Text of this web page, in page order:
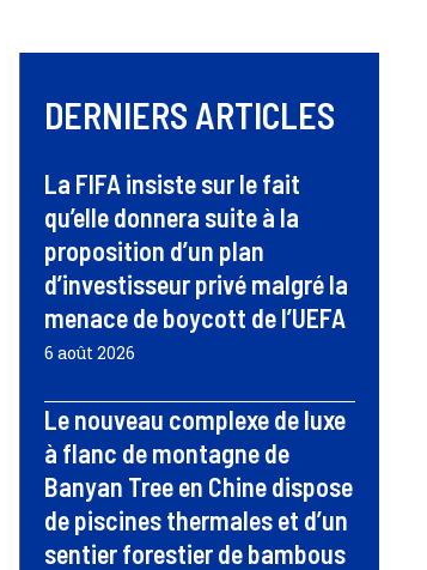
DERNIERS ARTICLES
La FIFA insiste sur le fait
qu’elle donnera suite à la
proposition d’un plan
d’investisseur privé malgré la
menace de boycott de l’UEFA
6 août 2026
Le nouveau complexe de luxe
à flanc de montagne de
Banyan Tree en Chine dispose
de piscines thermales et d’un
sentier forestier de bambous